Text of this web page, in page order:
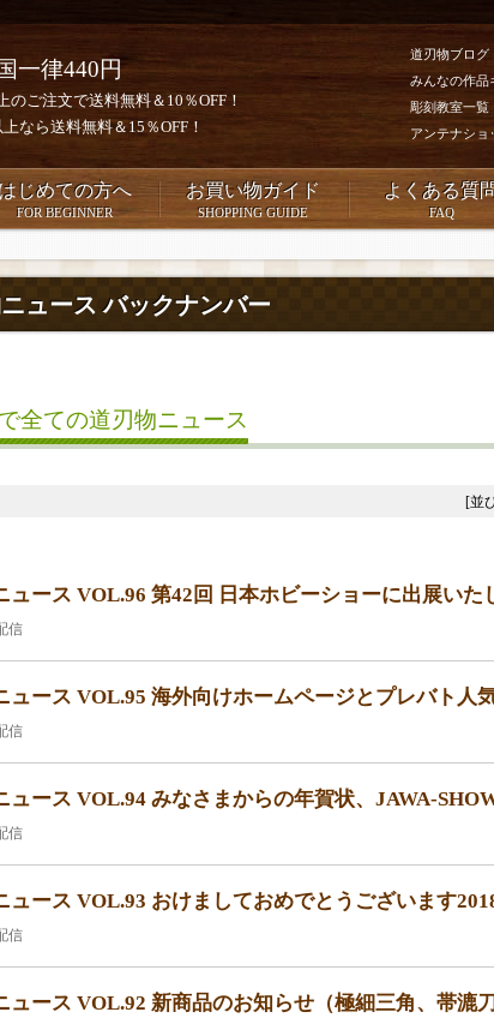
一律440円
のご注文で送料無料＆10％OFF！
なら送料無料＆15％OFF！
道刃物ブログ
みんなの作品
彫刻教室一覧
アンテナショ
じめての方へ
FOR BEGINNER
お買い物ガイド
SHOPPING GUIDE
よくある質
FAQ
ュース バックナンバー
全ての道刃物ニュース
[並
ュース VOL.96 第42回 日本ホビーショーに出展いた
信
ュース VOL.95 海外向けホームページとプレバト人
信
ュース VOL.94 みなさまからの年賀状、JAWA-
信
ュース VOL.93 おけましておめでとうございます
信
ュース VOL.92 新商品のお知らせ（極細三角、帯漉